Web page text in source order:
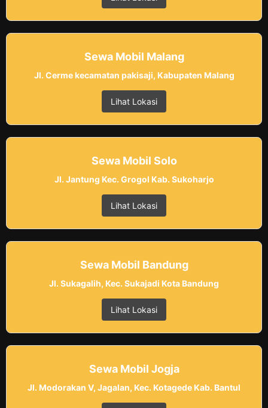
Sewa Mobil Malang
Jl. Cerme kecamatan pakisaji, Kabupaten Malang
Lihat Lokasi
Sewa Mobil Solo
Jl. Jantung Kec. Grogol Kab. Sukoharjo
Lihat Lokasi
Sewa Mobil Bandung
Jl. Sukagalih, Kec. Sukajadi Kota Bandung
Lihat Lokasi
Sewa Mobil Jogja
Jl. Modorakan V, Jagalan, Kec. Kotagede Kab. Bantul